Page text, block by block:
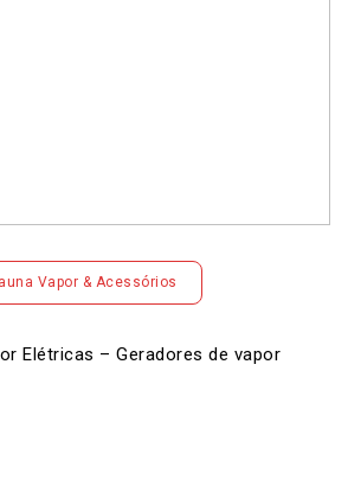
Vapor & Acessórios
Elétricas – Geradores de vapor